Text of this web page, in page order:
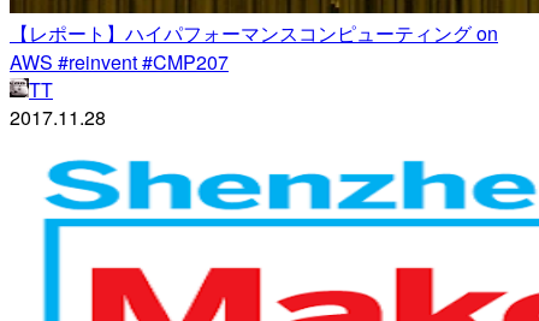
【レポート】ハイパフォーマンスコンピューティング on
AWS #reinvent #CMP207
TT
2017.11.28